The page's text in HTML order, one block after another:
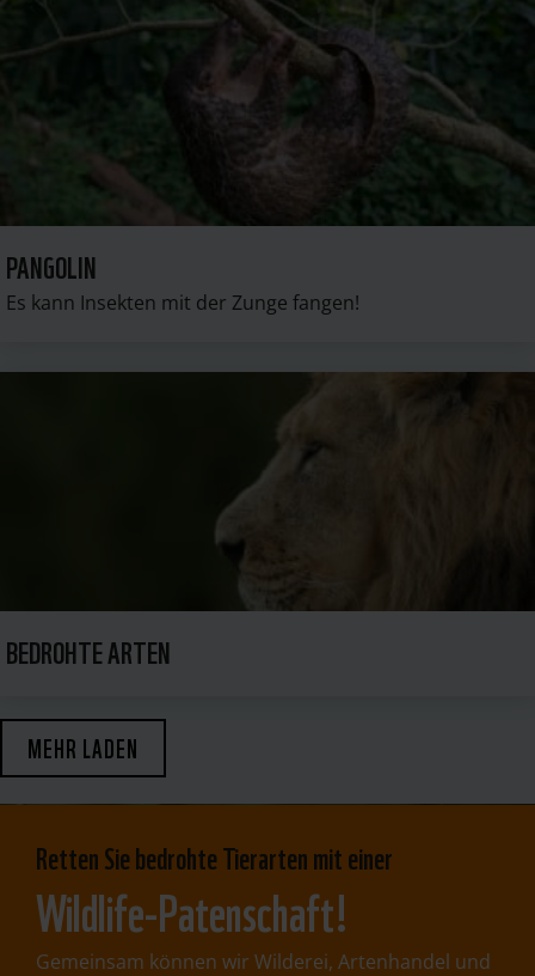
PANGOLIN
Es kann Insekten mit der Zunge fangen!
BEDROHTE ARTEN
MEHR LADEN
Retten Sie bedrohte Tierarten mit einer
Wildlife-Patenschaft!
Gemeinsam können wir Wilderei, Artenhandel und